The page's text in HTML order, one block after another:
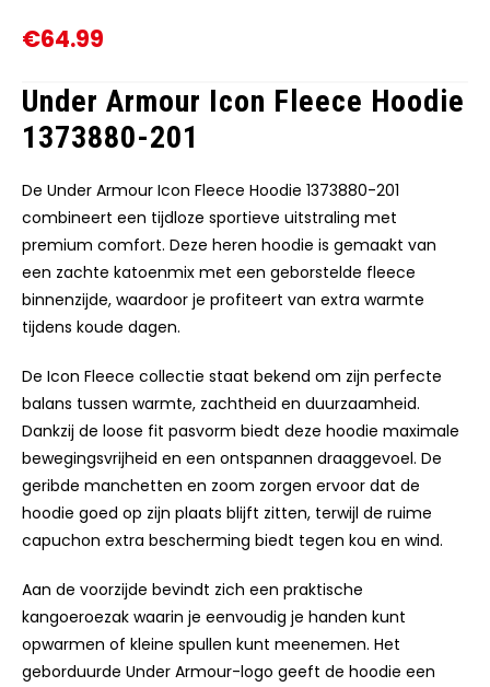
€64.99
Under Armour Icon Fleece Hoodie
1373880-201
De Under Armour Icon Fleece Hoodie 1373880-201
combineert een tijdloze sportieve uitstraling met
premium comfort. Deze heren hoodie is gemaakt van
een zachte katoenmix met een geborstelde fleece
binnenzijde, waardoor je profiteert van extra warmte
tijdens koude dagen.
De Icon Fleece collectie staat bekend om zijn perfecte
balans tussen warmte, zachtheid en duurzaamheid.
Dankzij de loose fit pasvorm biedt deze hoodie maximale
bewegingsvrijheid en een ontspannen draaggevoel. De
geribde manchetten en zoom zorgen ervoor dat de
hoodie goed op zijn plaats blijft zitten, terwijl de ruime
capuchon extra bescherming biedt tegen kou en wind.
Aan de voorzijde bevindt zich een praktische
kangoeroezak waarin je eenvoudig je handen kunt
opwarmen of kleine spullen kunt meenemen. Het
geborduurde Under Armour-logo geeft de hoodie een